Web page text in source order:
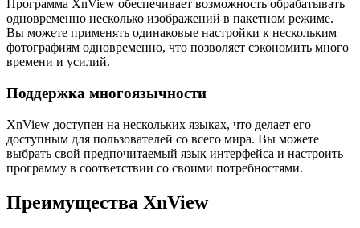
Программа XnView обеспечивает возможность обрабатывать
одновременно несколько изображений в пакетном режиме.
Вы можете применять одинаковые настройки к нескольким
фотографиям одновременно, что позволяет сэкономить много
времени и усилий.
Поддержка многоязычности
XnView доступен на нескольких языках, что делает его
доступным для пользователей со всего мира. Вы можете
выбрать свой предпочитаемый язык интерфейса и настроить
программу в соответствии со своими потребностями.
Преимущества XnView